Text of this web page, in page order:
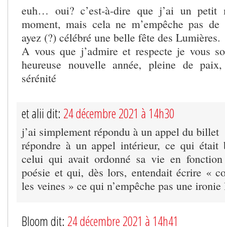
euh… oui? c’est-à-dire que j’ai un
moment, mais cela ne m’empêche pas
ayez (?) célébré une belle fête des Lumières.
A vous que j’admire et respecte je vous
heureuse nouvelle année, pleine de
sérénité
et alii dit: 24 décembre 2021 à 14h30
j’ai simplement répondu à un appel du billet
répondre à un appel intérieur, ce qui
celui qui avait ordonné sa vie en
poésie et qui, dès lors, entendait écrire «
les veines » ce qui n’empêche pas une ironie
Bloom dit: 24 décembre 2021 à 14h41